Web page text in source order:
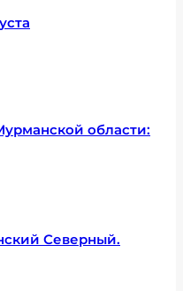
области:
Северный.